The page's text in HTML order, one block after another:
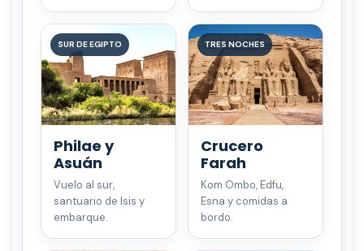
SUR DE EGIPTO
Philae y
Asuán
Vuelo al sur,
santuario de Isis y
embarque.
TRES NOCHES
Crucero
Farah
Kom Ombo, Edfu,
Esna y comidas a
bordo.